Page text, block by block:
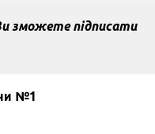
зможете підписати
№1